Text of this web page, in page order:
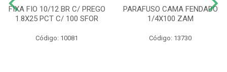
FIXA FIO 10/12 BR C/ PREGO
1.8X25 PCT C/ 100 SFOR
Código: 10081
PARAFUSO CAMA FENDADO
1/4X100 ZAM
Código: 13730